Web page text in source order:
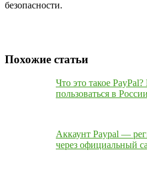
безопасности.
Похожие статьи
Что это такое
пользоваться в России
Аккаунт Paypal —
через официальный